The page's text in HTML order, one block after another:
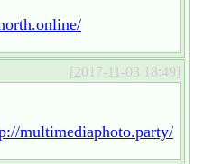
[2017-11-03 18:49]
multimediaphoto.party/